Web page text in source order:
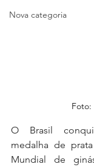
Nova categoria
Foto:
O Brasil
medalha de
Mundial de